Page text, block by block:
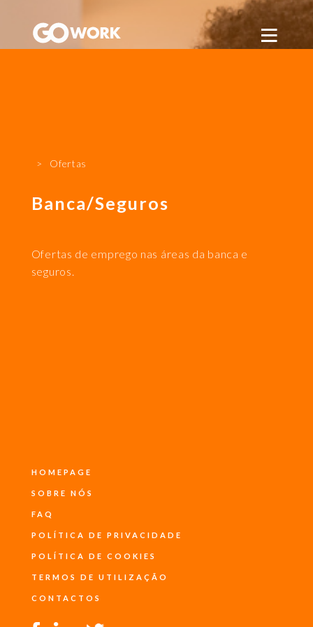
GoWork
Ofertas
Banca/Seguros
Ofertas de emprego nas áreas da banca e
seguros.
HOMEPAGE
SOBRE NÓS
FAQ
POLÍTICA DE PRIVACIDADE
POLÍTICA DE COOKIES
TERMOS DE UTILIZAÇÃO
CONTACTOS